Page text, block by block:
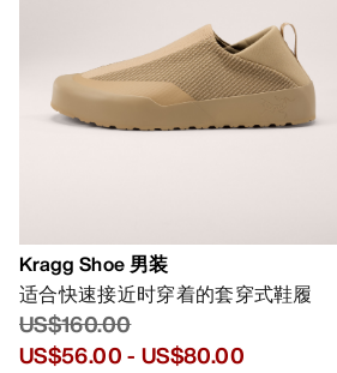
Kragg Shoe 男装
适合快速接近时穿着的套穿式鞋履
US$160.00
US$56.00- US$80.00